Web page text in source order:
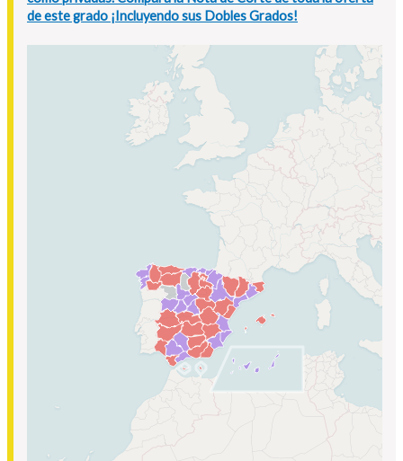
de este grado ¡Incluyendo sus Dobles Grados!